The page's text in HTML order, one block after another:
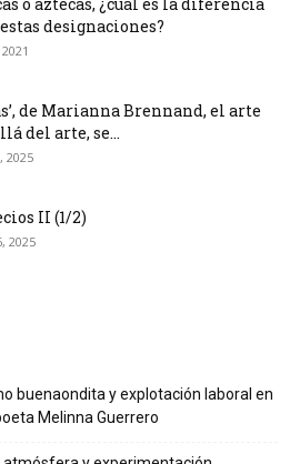
o aztecas, ¿cuál es la diferencia
designaciones?
de Marianna Brennand, el arte
del arte, se...
2025
II (1/2)
2025
buenaondita y explotación laboral en
Melinna Guerrero